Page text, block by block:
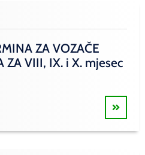
ZA VOZAČE
ZA VIII, IX. i X. mjesec